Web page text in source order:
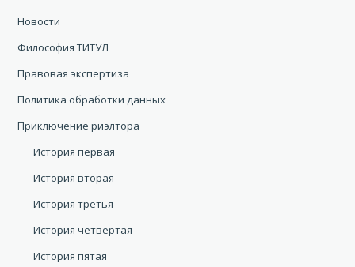
Новости
Философия ТИТУЛ
Правовая экспертиза
Политика обработки данных
Приключение риэлтора
История первая
История вторая
История третья
История четвертая
История пятая